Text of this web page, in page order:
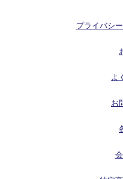
プライバシ
よ
お